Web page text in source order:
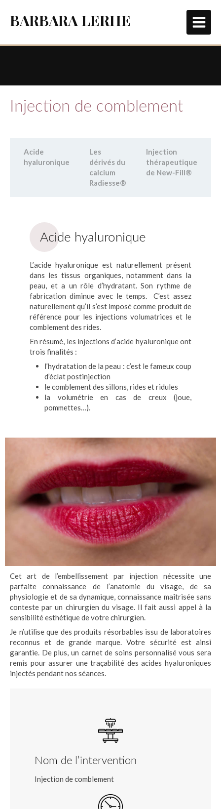
BARBARA LERHE
Injection de comblement
Acide
hyaluronique
Les
dérivés du
calcium
Radiesse®
Injection
thérapeutique
de New-Fill®
Acide hyaluronique
L’acide hyaluronique est naturellement présent
dans les tissus organiques, notamment dans la
peau, et a un rôle d’hydratant. Son rythme de
fabrication diminue avec le temps. C’est assez
naturellement qu’il s’est imposé comme produit de
référence pour les injections volumatrices et le
comblement des rides.
En résumé, les injections d’acide hyaluronique ont
trois finalités :
l’hydratation de la peau : c’est le fameux coup
d’éclat postinjection
le comblement des sillons, rides et ridules
la volumétrie en cas de creux (joue,
pommettes…).
Cet art de l’embellissement par injection nécessite une
parfaite connaissance de l’anatomie du visage, de sa
physiologie et de sa dynamique, connaissance maîtrisée sans
conteste par un chirurgien du visage. Il fait aussi appel à la
sensibilité esthétique de votre chirurgien.
Je n’utilise que des produits résorbables issu de laboratoires
reconnus et de grande marque. Votre sécurité est ainsi
garantie. De plus, un carnet de soins personnalisé vous sera
remis pour assurer une traçabilité des acides hyaluroniques
injectés pendant nos séances.
Nom de l’intervention
Injection de comblement